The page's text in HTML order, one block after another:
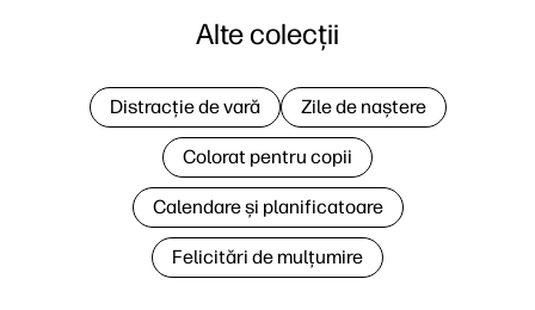
Alte colecții
Distracție de vară Zile de naștere
Colorat pentru copii
Calendare și planificatoare
Felicitări de mulțumire